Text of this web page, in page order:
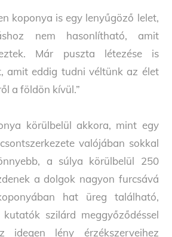
koponya is egy lenyűgöző lelet,
nem hasonlítható, amit
Már puszta létezése is
amit eddig tudni véltünk az élet
a földön kívül.”
körülbelül akkora, mint egy
valójában sokkal
a súlya körülbelül 250
a dolgok nagyon furcsává
hat üreg található,
szilárd meggyőződéssel
idegen lény érzékszerveihez